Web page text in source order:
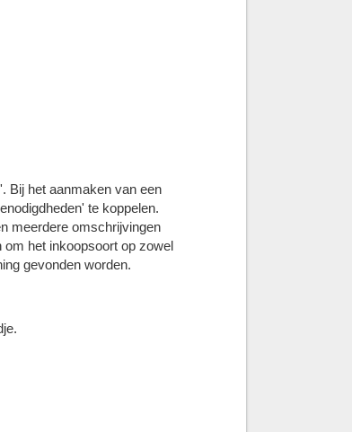
Bij het aanmaken van een
te koppelen.
meerdere omschrijvingen
het inkoopsoort op zowel
gevonden worden.